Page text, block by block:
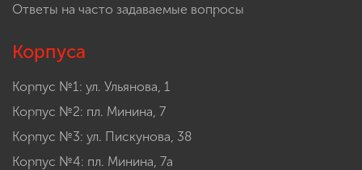
Ответы на часто задаваемые вопросы
Корпуса
Корпус №1: ул. Ульянова, 1
Корпус №2: пл. Минина, 7
Корпус №3: ул. Пискунова, 38
Корпус №4: пл. Минина, 7а